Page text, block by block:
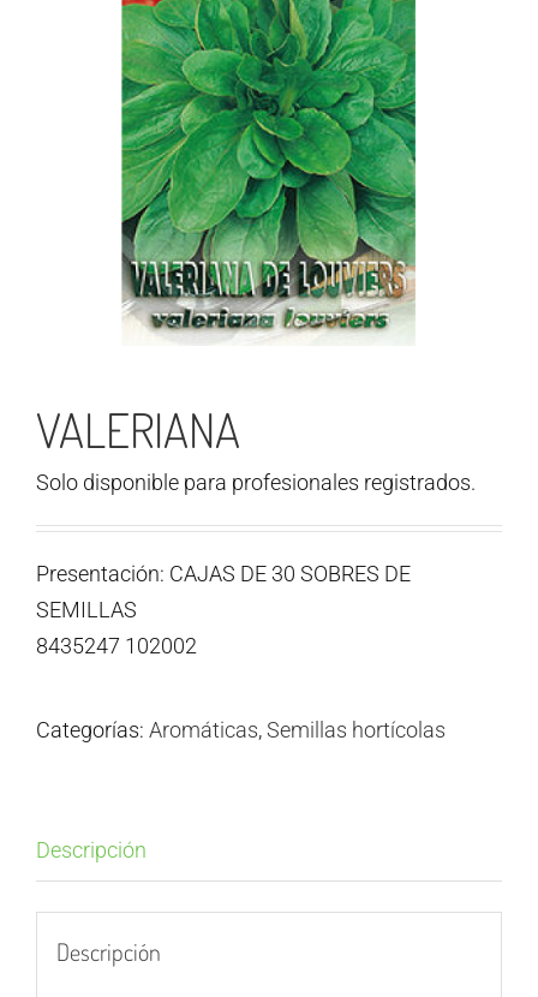
VALERIANA
Solo disponible para profesionales registrados.
Presentación: CAJAS DE 30 SOBRES DE
SEMILLAS
8435247 102002
Categorías: Aromáticas,Semillas hortícolas
Descripción
Descripción